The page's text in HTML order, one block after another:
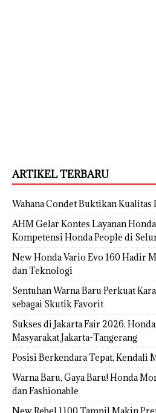
ARTIKEL TERBARU
Wahana Condet Buktikan
AHM Gelar Kontes Layanan
Kompetensi Honda People di
New Honda Vario Evo 160 Hadir
dan Teknologi
Sentuhan Warna Baru Perkuat
sebagai Skutik Favorit
Sukses di Jakarta Fair 2026,
Masyarakat Jakarta-Tangerang
Posisi Berkendara Tepat, Kendali
Warna Baru, Gaya Baru! Honda
dan Fashionable
New Rebel 1100 Tampil Makin